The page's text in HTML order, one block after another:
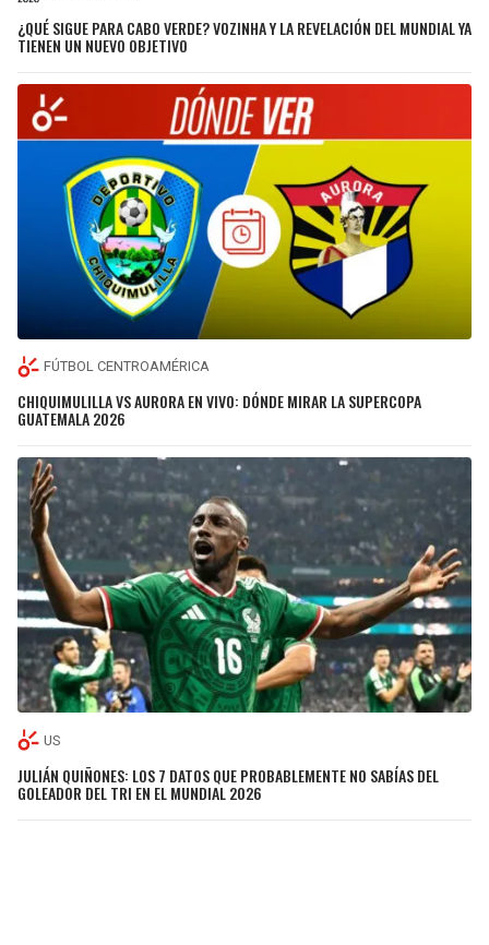
¿QUÉ SIGUE PARA CABO VERDE? VOZINHA Y LA REVELACIÓN DEL MUNDIAL YA
TIENEN UN NUEVO OBJETIVO
FÚTBOL CENTROAMÉRICA
CHIQUIMULILLA VS AURORA EN VIVO: DÓNDE MIRAR LA SUPERCOPA
GUATEMALA 2026
US
JULIÁN QUIÑONES: LOS 7 DATOS QUE PROBABLEMENTE NO SABÍAS DEL
GOLEADOR DEL TRI EN EL MUNDIAL 2026